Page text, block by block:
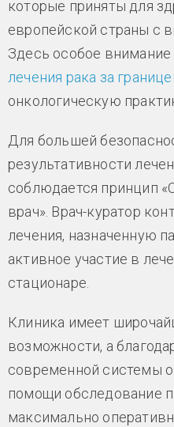
которые приняты для
европейской страны с
Здесь особое
лечения рака за
онкологическую
Для большей
результативности
соблюдается принцип
врач». Врач-куратор
лечения, назначенную
активное участие в
стационаре.
Клиника имеет
возможности, а
современной системы
помощи обследование
максимально